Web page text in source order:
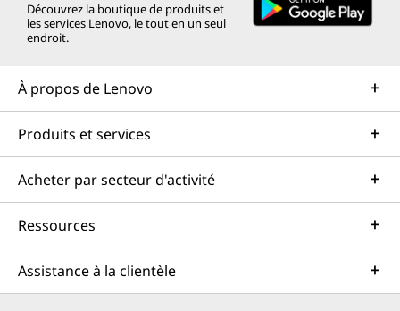
Découvrez la boutique de produits et
les services Lenovo, le tout en un seul
endroit.
À propos de Lenovo
Produits et services
Acheter par secteur d'activité
Ressources
Assistance à la clientèle